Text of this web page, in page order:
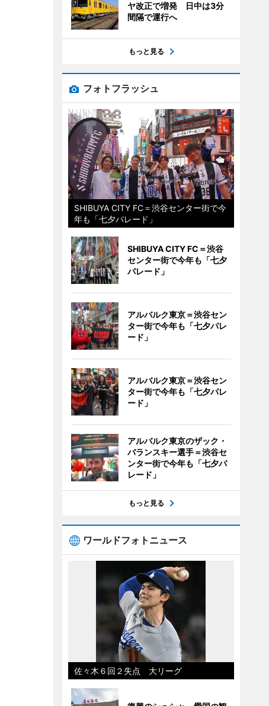
ヤ改正で増発 日中は3分
間隔で運行へ
もっと見る
フォトフラッシュ
SHIBUYA CITY FC＝渋谷センター街で今
年も「七夕パレード」
SHIBUYA CITY FC＝渋谷
センター街で今年も「七夕
パレード」
アルバルク東京＝渋谷セン
ター街で今年も「七夕パレ
ード」
アルバルク東京＝渋谷セン
ター街で今年も「七夕パレ
ード」
アルバルク東京のザック・
バランスキー選手＝渋谷セ
ンター街で今年も「七夕パ
レード」
もっと見る
ワールドフォトニュース
佐々木６回２失点 大リーグ